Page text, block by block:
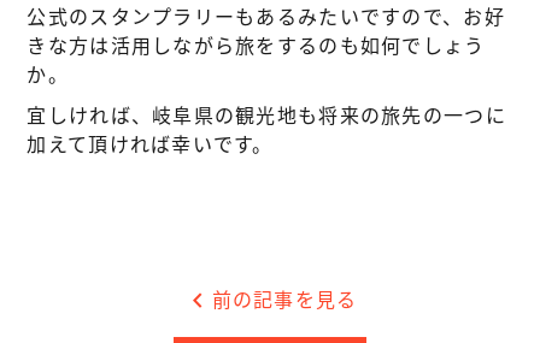
公式のスタンプラリーもあるみたいですので、お好
きな方は活用しながら旅をするのも如何でしょう
か。
宜しければ、岐阜県の観光地も将来の旅先の一つに
加えて頂ければ幸いです。
chevron_left 前の記事を見る